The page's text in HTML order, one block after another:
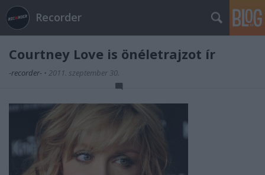
Recorder
Courtney Love is önéletrajzot ír
-recorder- • 2011. szeptember 30.